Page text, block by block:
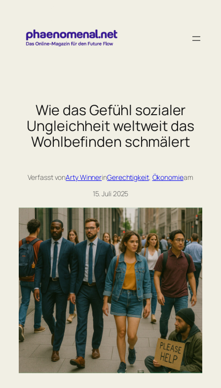
springen
Wie das Gefühl sozialer
Ungleichheit weltweit das
Wohlbefinden schmälert
Verfasst vonArty WinnerinGerechtigkeit, Ökonomieam
15. Juli 2025